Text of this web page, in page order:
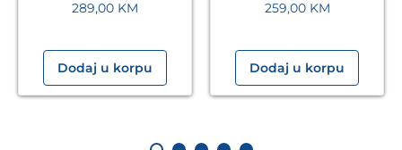
289,00 KM
Dodaj u korpu
259,00 KM
Dodaj u korpu